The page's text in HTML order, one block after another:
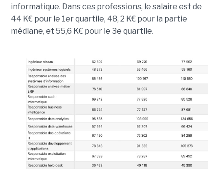
informatique. Dans ces professions, le salaire est de
44 K€ pour le 1er quartile, 48, 2 K€ pour la partie
médiane, et 55,6 K€ pour le 3e quartile.